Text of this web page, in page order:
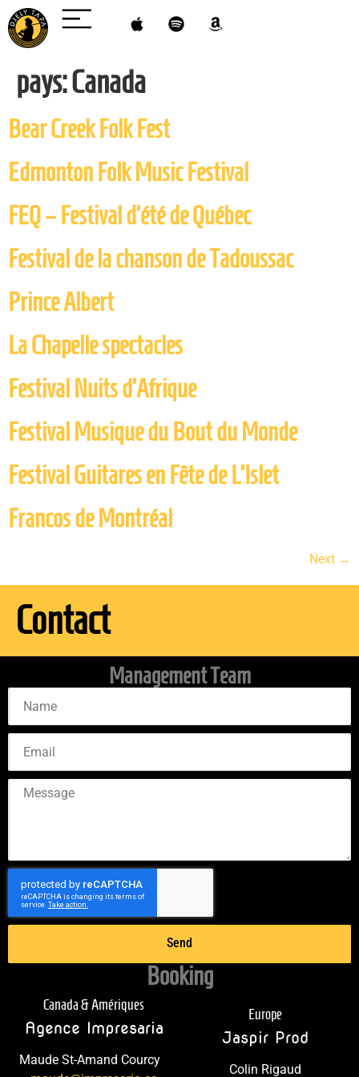
pays:Canada
Bear Creek Folk Fest
Edmonton Folk Music Festival
FEQ – Festival d’été de Québec
Festival de la chanson de Tadoussac
Prince Albert
La Chapelle spectacles
Festival Nuits d’Afrique
Festival Musique du Bout du Monde
Festival Guitares en Fête de L’Islet
Francos de Montréal
Next →
Contact
Management Team
Send
Booking
Canada & Amériques
Agence Impresaria
Maude St-Amand Courcy
Europe
Jaspir Prod
Colin Rigaud